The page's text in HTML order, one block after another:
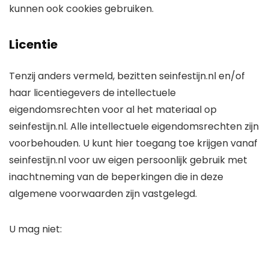
kunnen ook cookies gebruiken.
Licentie
Tenzij anders vermeld, bezitten seinfestijn.nl en/of
haar licentiegevers de intellectuele
eigendomsrechten voor al het materiaal op
seinfestijn.nl. Alle intellectuele eigendomsrechten zijn
voorbehouden. U kunt hier toegang toe krijgen vanaf
seinfestijn.nl voor uw eigen persoonlijk gebruik met
inachtneming van de beperkingen die in deze
algemene voorwaarden zijn vastgelegd.
U mag niet: